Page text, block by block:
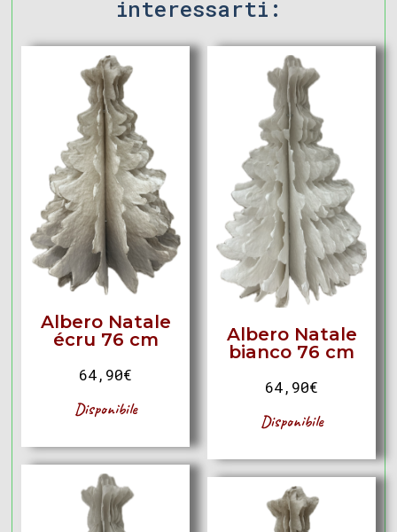
interessarti:
Albero Natale
écru 76 cm
64,90€
Disponibile
Albero Natale
bianco 76 cm
64,90€
Disponibile